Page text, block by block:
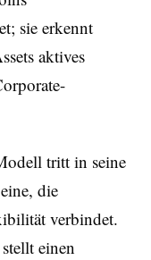
sie erkennt
aktives
tritt in seine
die
verbindet.
einen